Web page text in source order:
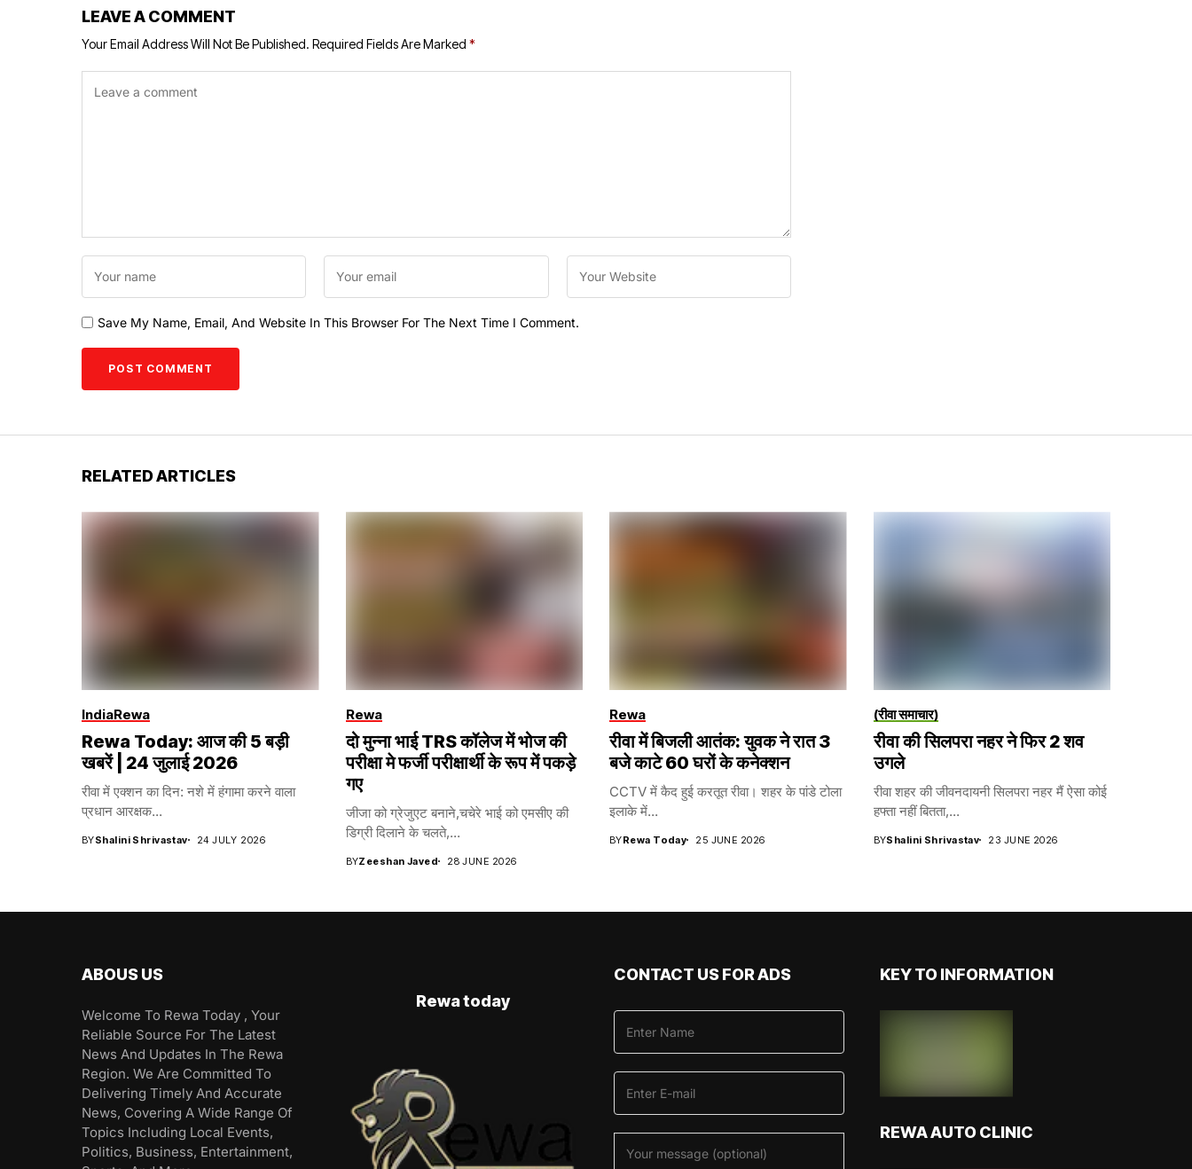
LEAVE A COMMENT
Your Email Address Will Not Be Published. Required Fields Are Marked *
Save My Name, Email, And Website In This Browser For The Next Time I Comment.
RELATED ARTICLES
IndiaRewa
Rewa Today: आज की 5 बड़ी
खबरें | 24 जुलाई 2026
रीवा में एक्शन का दिन: नशे में हंगामा करने वाला
प्रधान आरक्षक...
BYShalini Shrivastav 24 JULY 2026
Rewa
दो मुन्ना भाई TRS कॉलेज में भोज की
परीक्षा मे फर्जी परीक्षार्थी के रूप में पकड़े
गए
जीजा को ग्रेजुएट बनाने,चचेरे भाई को एमसीए की
डिग्री दिलाने के चलते,...
BYZeeshan Javed 28 JUNE 2026
Rewa
रीवा में बिजली आतंक: युवक ने रात 3
बजे काटे 60 घरों के कनेक्शन
CCTV में कैद हुई करतूत रीवा। शहर के पांडे टोला
इलाके में...
BYRewa Today 25 JUNE 2026
(रीवा समाचार)
रीवा की सिलपरा नहर ने फिर 2 शव
उगले
रीवा शहर की जीवनदायनी सिलपरा नहर मैं ऐसा कोई
हफ्ता नहीं बितता,...
BYShalini Shrivastav 23 JUNE 2026
ABOUS US
Welcome To Rewa Today , Your
Reliable Source For The Latest
News And Updates In The Rewa
Region. We Are Committed To
Delivering Timely And Accurate
News, Covering A Wide Range Of
Topics Including Local Events,
Politics, Business, Entertainment,
Rewa today
CONTACT US FOR ADS KEY TO INFORMATION
REWA AUTO CLINIC